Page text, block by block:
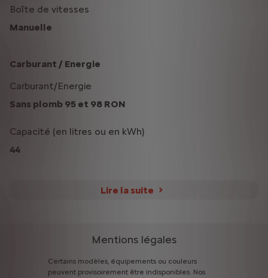
Boîte de vitesses
Manuelle
Carburant / Energie
Carburant/Energie
Sans plomb 95 et 98 RON
Capacité (en litres ou en kWh)
44
Lire la suite
Mentions légales
Certains modèles, équipements ou couleurs
peuvent provisoirement être indisponibles. Nos